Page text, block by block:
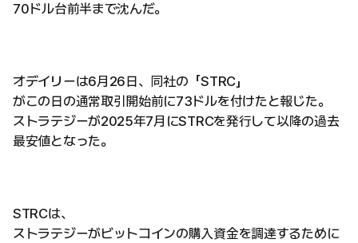
70ドル台前半まで沈んだ。
オデイリーは6月26日、同社の「STRC」
がこの日の通常取引開始前に73ドルを付けたと報じた。
ストラテジーが2025年7月にSTRCを発行して以降の過去
最安値となった。
STRCは、
ストラテジーがビットコインの購入資金を調達するために